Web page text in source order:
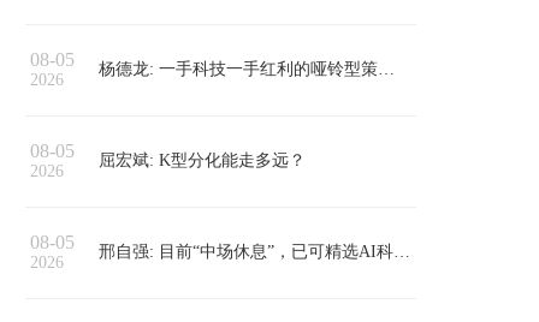
08-05
2026
杨德龙: 一手科技一手红利的哑铃型策略依然有效
08-05
2026
屈宏斌: K型分化能走多远？
08-05
2026
邢自强: 目前“中场休息”，已可精选AI科技，逐步加仓